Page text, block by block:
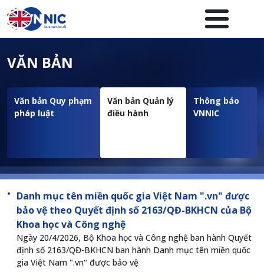
Nhảy đến nội dung
Menuheader của website
VĂN BẢN
Văn bản Quy phạm
pháp luật
Văn bản Quản lý
điều hành
Thông báo
VNNIC
Danh mục tên miền quốc gia Việt Nam ".vn" được
bảo vệ theo Quyết định số 2163/QĐ-BKHCN của Bộ
Khoa học và Công nghệ
Ngày 20/4/2026, Bộ Khoa học và Công nghệ ban hành Quyết
định số 2163/QĐ-BKHCN ban hành Danh mục tên miền quốc
gia Việt Nam ".vn" được bảo vệ